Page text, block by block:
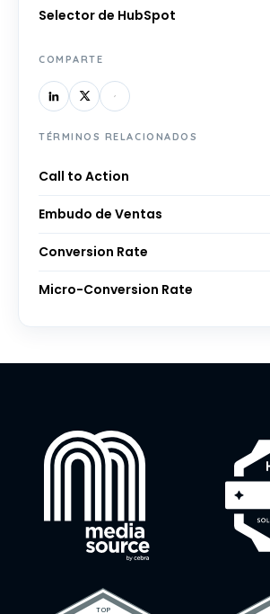
Selector de HubSpot
COMPARTE
TÉRMINOS RELACIONADOS
Call to Action
Embudo de Ventas
Conversion Rate
Micro-Conversion Rate